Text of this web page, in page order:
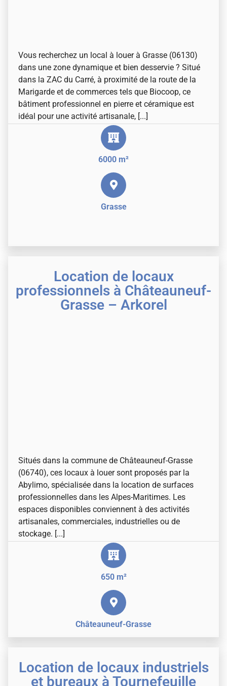
Vous recherchez un local à louer à Grasse (06130)
dans une zone dynamique et bien desservie ? Situé
dans la ZAC du Carré, à proximité de la route de la
Marigarde et de commerces tels que Biocoop, ce
bâtiment professionnel en pierre et céramique est
idéal pour une activité artisanale, [...]
6000 m²
Grasse
Location de locaux
professionnels à Châteauneuf-
Grasse – Arkorel
Situés dans la commune de Châteauneuf-Grasse
(06740), ces locaux à louer sont proposés par la
Abylimo, spécialisée dans la location de surfaces
professionnelles dans les Alpes-Maritimes. Les
espaces disponibles conviennent à des activités
artisanales, commerciales, industrielles ou de
stockage. [...]
650 m²
Châteauneuf-Grasse
Location de locaux industriels
et bureaux à Tournefeuille